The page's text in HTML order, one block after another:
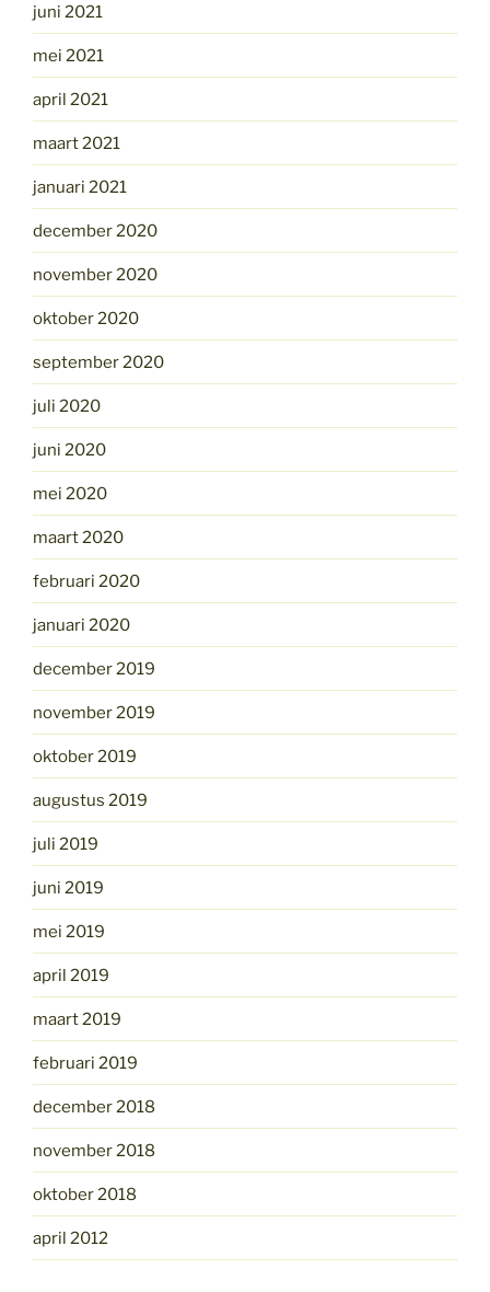
juni 2021
mei 2021
april 2021
maart 2021
januari 2021
december 2020
november 2020
oktober 2020
september 2020
juli 2020
juni 2020
mei 2020
maart 2020
februari 2020
januari 2020
december 2019
november 2019
oktober 2019
augustus 2019
juli 2019
juni 2019
mei 2019
april 2019
maart 2019
februari 2019
december 2018
november 2018
oktober 2018
april 2012